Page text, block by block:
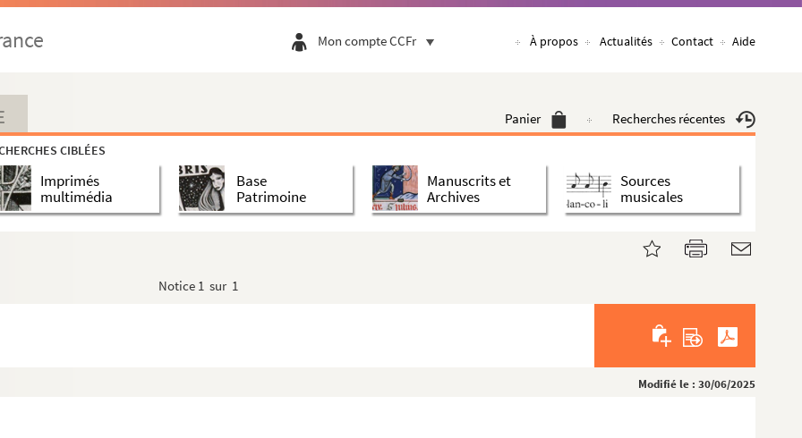
Mon compte CCFr À propos Actualités Contact Aide
Panier Recherches récentes
CIBLÉES
Imprimés
multimédia
Base
Patrimoine
Manuscrits et
Archives
Sources
musicales
Notice 1 sur 1
Modifié le : 30/06/2025